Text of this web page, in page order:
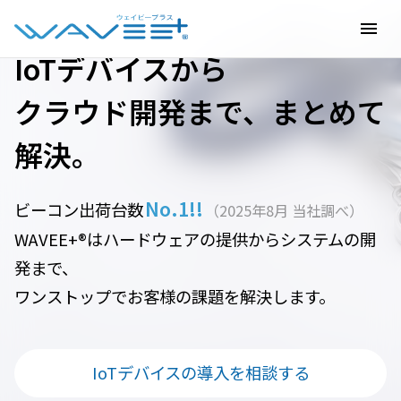
menu
IoTデバイスから
クラウド開発まで、まとめて
解決。
ビーコン出荷台数No.1!! （2025年8月 当社調べ）
WAVEE+®はハードウェアの提供からシステムの開
発まで、
ワンストップでお客様の課題を解決します。
IoTデバイスの導入を相談する